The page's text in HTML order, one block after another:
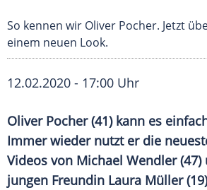
So kennen wir Oliver Pocher. Jetzt
einem neuen Look.
12.02.2020 - 17:00 Uhr
Oliver Pocher(41) kann es
Immer wieder nutzt er die
Videos von Michael Wendler(47)
jungen Freundin Laura Müller